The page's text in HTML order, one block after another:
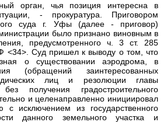
орган, чья позиция интересна в
- прокуратура. Приговором
суда г. Уфы (далее - приговор)
было признано виновным в
предусмотренного ч. 3 ст. 285
<34>. Суд пришел к выводу о том, что
о существовании аэродрома, в
(обращений заинтересованных
лиц и резолюции главы
получения градостроительного
и целенаправленно инициировал
с исключением из государственного
данного земельного участка и